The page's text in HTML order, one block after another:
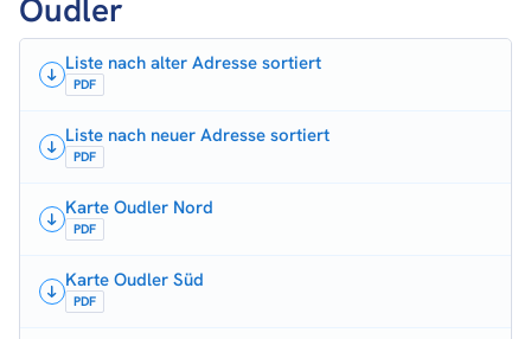
Oudler
Liste nach alter Adresse sortiert
PDF
Liste nach neuer Adresse sortiert
PDF
Karte Oudler Nord
PDF
Karte Oudler Süd
PDF